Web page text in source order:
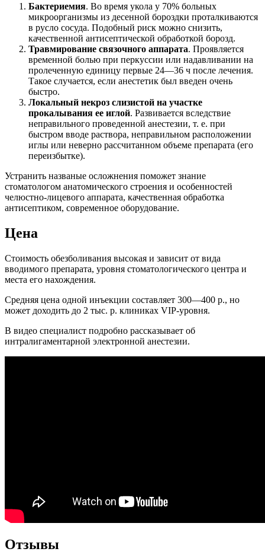
Бактериемия. Во время укола у 70% больных
микроорганизмы из десенной бороздки проталкиваются
в русло сосуда. Подобный риск можно снизить,
качественной антисептической обработкой борозд.
Травмирование связочного аппарата. Проявляется
временной болью при перкуссии или надавливании на
пролеченную единицу первые 24—36 ч после лечения.
Такое случается, если анестетик был введен очень
быстро.
Локальный некроз слизистой на участке
прокалывания ее иглой. Развивается вследствие
неправильного проведенной анестезии, т. е. при
быстром вводе раствора, неправильном расположении
иглы или неверно рассчитанном объеме препарата (его
переизбытке).
Устранить названые осложнения поможет знание
стоматологом анатомического строения и особенностей
челюстно-лицевого аппарата, качественная обработка
антисептиком, современное оборудование.
Цена
Стоимость обезболивания высокая и зависит от вида
вводимого препарата, уровня стоматологического центра и
места его нахождения.
Средняя цена одной инъекции составляет 300—400 р., но
может доходить до 2 тыс. р. клиниках VIP-уровня.
В видео специалист подробно рассказывает об
интралигаментарной электронной анестезии.
Отзывы